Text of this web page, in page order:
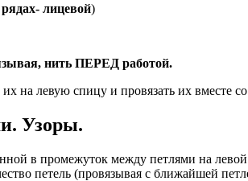
лицевой)
нить ПЕРЕД работой.
на левую спицу и провязать их вместе
Узоры.
в промежуток между петлями на
петель (провязывая с ближайшей